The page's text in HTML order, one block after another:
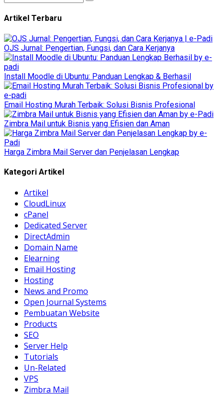
Artikel Terbaru
OJS Jurnal: Pengertian, Fungsi, dan Cara Kerjanya
Install Moodle di Ubuntu: Panduan Lengkap & Berhasil
Email Hosting Murah Terbaik: Solusi Bisnis Profesional
Zimbra Mail untuk Bisnis yang Efisien dan Aman
Harga Zimbra Mail Server dan Penjelasan Lengkap
Kategori Artikel
Artikel
CloudLinux
cPanel
Dedicated Server
DirectAdmin
Domain Name
Elearning
Email Hosting
Hosting
News and Promo
Open Journal Systems
Pembuatan Website
Products
SEO
Server Help
Tutorials
Un-Related
VPS
Zimbra Mail